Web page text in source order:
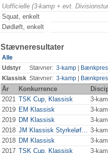
Uofficielle (3-kamp + evt.
Squat, enkelt
Dødløft, enkelt
Stævneresultater
Alle
Udstyr
Stævner: 3-kamp Bænkpres
Klassisk Stævner: 3-kamp Bænkpres
År Konkurrence
2021 TSK Cup, Klassisk 3-
2019 EM Klassisk 3-
2019 DM Klassisk 3-
2018 JM Klassisk Styrkeløf... 3-
2018 DM Klassisk 3-
2017 TSK Cup, Klassisk 3-